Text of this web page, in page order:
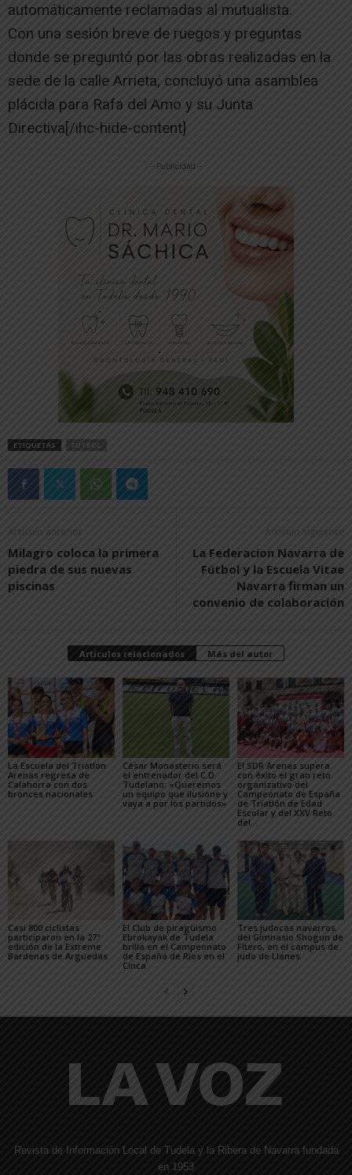
automáticamente reclamadas al mutualista.
Con una sesión breve de ruegos y preguntas
donde se preguntó por las obras realizadas en la
sede de la calle Arrieta, concluyó una asamblea
plácida para Rafa del Amo y su Junta
Directiva[/ihc-hide-content]
-- Publicidad --
ETIQUETAS FÚTBOL
Artículo anterior
Milagro coloca la primera
piedra de sus nuevas
piscinas
Artículo siguiente
La Federacion Navarra de
Fútbol y la Escuela Vitae
Navarra firman un
convenio de colaboración
Artículos relacionados Más del autor
La Escuela del Triatlón
Arenas regresa de
Calahorra con dos
bronces nacionales
César Monasterio será
el entrenador del C.D.
Tudelano: «Queremos
un equipo que ilusione y
vaya a por los partidos»
El SDR Arenas supera
con éxito el gran reto
organizativo del
Campeonato de España
de Triatlón de Edad
Escolar y del XXV Reto
del...
Casi 800 ciclistas
participaron en la 27ª
edición de la Extreme
Bardenas de Arguedas
El Club de piragüismo
Ebrokayak de Tudela
brilla en el Campeonato
de España de Ríos en el
Cinca
Tres judocas navarros
del Gimnasio Shogun de
Fitero, en el campus de
judo de Llanes
Revista de Información Local de Tudela y la Ribera de Navarra fundada
en 1953